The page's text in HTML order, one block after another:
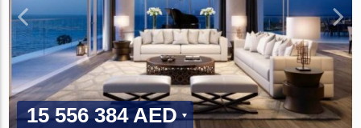
15 556 384 AED